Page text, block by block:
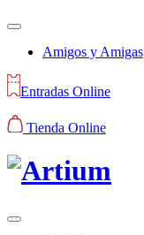
Amigos y Amigas
Entradas Online
Tienda Online